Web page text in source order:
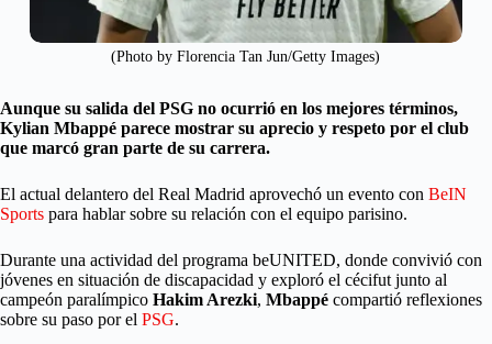
(Photo by Florencia Tan Jun/Getty Images)
Aunque su salida del PSG no ocurrió en los mejores términos,
Kylian Mbappé parece mostrar su aprecio y respeto por el club
que marcó gran parte de su carrera.
El actual delantero del Real Madrid aprovechó un evento con BeIN
Sports para hablar sobre su relación con el equipo parisino.
Durante una actividad del programa beUNITED, donde convivió con
jóvenes en situación de discapacidad y exploró el cécifut junto al
campeón paralímpico Hakim Arezki, Mbappé compartió reflexiones
sobre su paso por el PSG.